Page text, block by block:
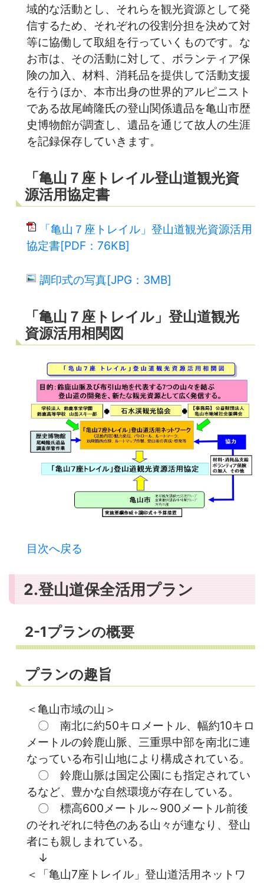
域的な活動とし、それらを観光資源として発
信するため、それぞれの役割分担を決めて対
等に協働して取組を行っていくものです。な
お市は、その活動に対して、ボランティア保
険の加入、材料、消耗品を提供して活動支援
を行うほか、本市出身の世界的アルピニスト
である故尾崎隆氏の登山関係遺品を亀山市歴
史博物館が調査し、遺品を通じて故人の生涯
を記録保存していきます。
「亀山７座トレイル登山道観光資
源活用協定書
「亀山７座トレイル」登山道観光資源活用
協定書[PDF：76KB]
調印式の写真[JPG：3MB]
「亀山７座トレイル」登山道観光
資源活用相関図
目次へ戻る
2.登山道保全活用プラン
2-1プランの概要
プランの趣旨
＜亀山市域の山＞
〇 南北に約50キロメートル、幅約10キロ
メートルの鈴鹿山脈、三重県中部を南北に連
なっている布引山地により構成されている。
〇 鈴鹿山脈は国定公園にも指定されてい
るなど、豊かな自然環境が存在している。
〇 標高600メートル～900メートル前後
のそれぞれに特色のある山々が連なり、登山
者にも親しまれている。
↓
＜「亀山7座トレイル」登山道活用ネットワ